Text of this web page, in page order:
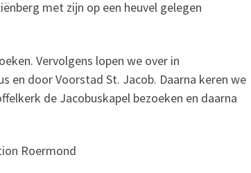
met zijn op een heuvel gelegen
Vervolgens lopen we over in
en door Voorstad St. Jacob. Daarna keren we
de Jacobuskapel bezoeken en daarna
Roermond